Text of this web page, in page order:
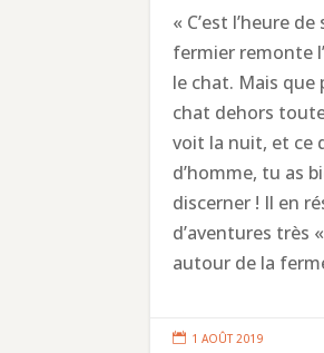
« C’est l’heure
fermier remonte
le chat. Mais que
chat dehors
voit la nuit, et ce
d’homme, tu as
discerner ! Il en
d’aventures très
autour de la
 1 AOÛT 2019